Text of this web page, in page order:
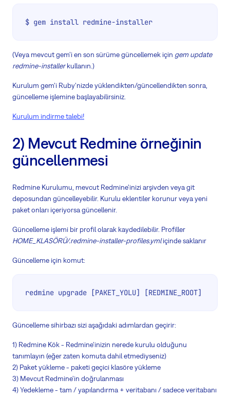
$ gem install redmine-installer
(Veya mevcut gem'i en son sürüme güncellemek için gem update
redmine-installerkullanın.)
Kurulum gem'i Ruby'nizde yüklendikten/güncellendikten sonra,
güncelleme işlemine başlayabilirsiniz.
Kurulum indirme talebi!
2) Mevcut Redmine örneğinin
güncellenmesi
Redmine Kurulumu, mevcut Redmine'inizi arşivden veya git
deposundan güncelleyebilir. Kurulu eklentiler korunur veya yeni
paket onları içeriyorsa güncellenir.
Güncelleme işlemi bir profil olarak kaydedilebilir. Profiller
HOME_KLASÖRÜ/.redmine-installer-profiles.ymliçinde saklanır
Güncelleme için komut:
redmine upgrade [PAKET_YOLU] [REDMINE_ROOT]
Güncelleme sihirbazı sizi aşağıdaki adımlardan geçirir:
1) Redmine Kök - Redmine'inizin nerede kurulu olduğunu
tanımlayın (eğer zaten komuta dahil etmediyseniz)
2) Paket yükleme - paketi geçici klasöre yükleme
3) Mevcut Redmine'in doğrulanması
4) Yedekleme - tam / yapılandırma + veritabanı / sadece veritabanı